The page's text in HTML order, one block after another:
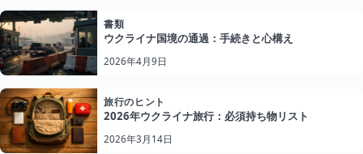
書類
ウクライナ国境の通過：手続きと心構え
2026年4月9日
旅行のヒント
2026年ウクライナ旅行：必須持ち物リスト
2026年3月14日